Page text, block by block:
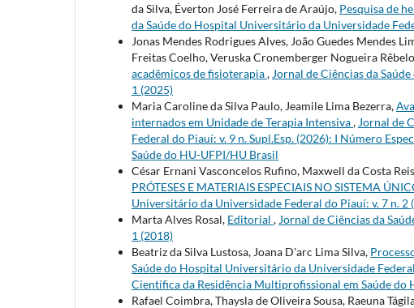
da Silva, Éverton José Ferreira de Araújo, Pesquisa de
da Saúde do Hospital Universitário da Universidade
Jonas Mendes Rodrigues Alves, João Guedes Mendes
Freitas Coelho, Veruska Cronemberger Nogueira
acadêmicos de fisioterapia, Jornal de Ciências da
1 (2025)
Maria Caroline da Silva Paulo, Jeamile Lima Bezerra,
internados em Unidade de Terapia Intensiva, Jornal de
Federal do Piauí: v. 9 n. Supl.Esp. (2026): I Número
Saúde do HU-UFPI/HU Brasil
César Ernani Vasconcelos Rufino, Maxwell da Costa
PRÓTESES E MATERIAIS ESPECIAIS NO SISTEMA
Universitário da Universidade Federal do Piauí: v. 7 n. 2
Marta Alves Rosal, Editorial , Jornal de Ciências da
1 (2018)
Beatriz da Silva Lustosa, Joana D'arc Lima Silva,
Saúde do Hospital Universitário da Universidade
Científica da Residência Multiprofissional em Saúde do
Rafael Coimbra, Thaysla de Oliveira Sousa, Raeuna